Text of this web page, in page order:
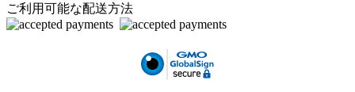
ご利用可能な配送方法